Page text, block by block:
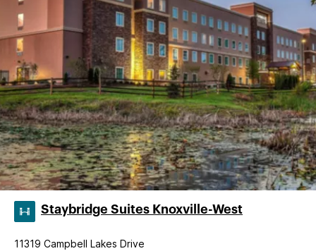
Staybridge Suites Knoxville-West
11319 Campbell Lakes Drive